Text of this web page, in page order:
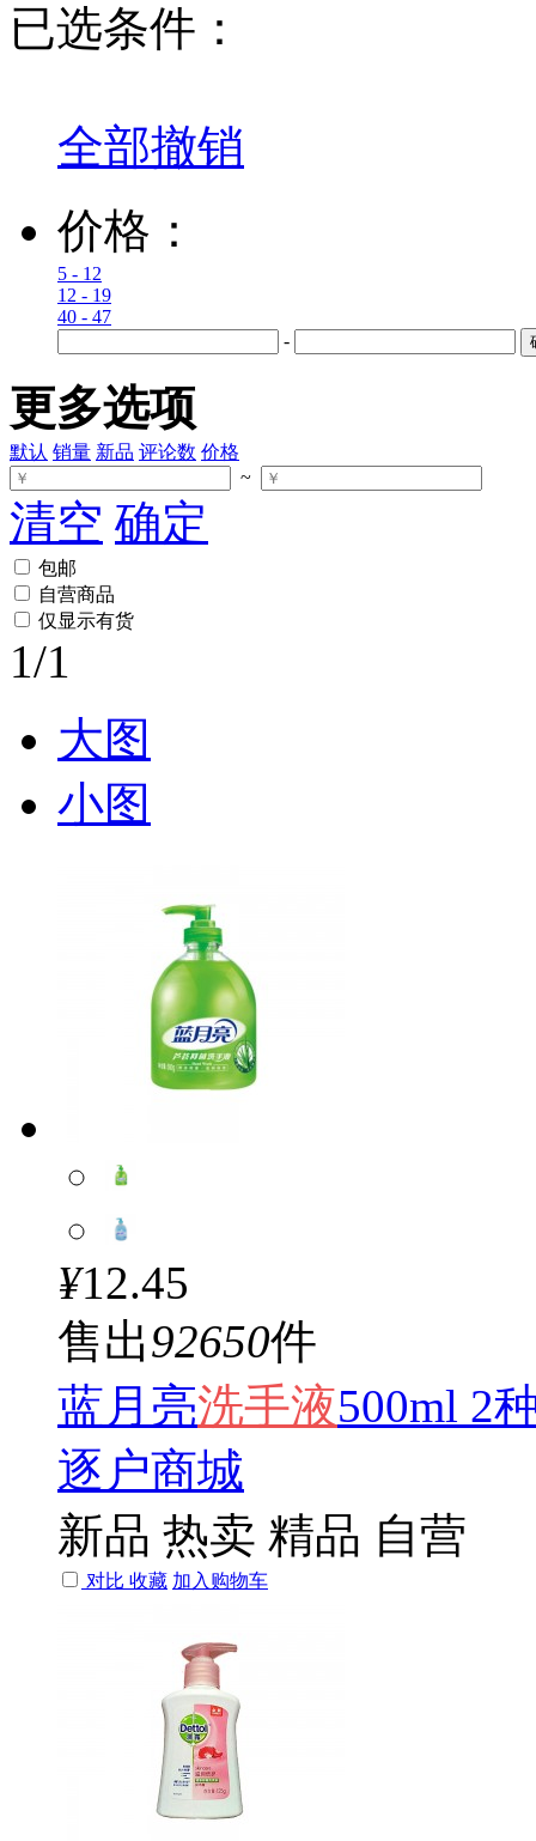
已选条件：
全部撤销
价格：
5 - 12
12 - 19
40 - 47
-
更多选项
默认 销量 新品 评论数 价格
~
清空 确定
包邮
自营商品
仅显示有货
1/1
大图
小图
¥12.45
售出92650件
蓝月亮洗手液500ml 2
逐户商城
新品 热卖 精品 自营
对比 收藏 加入购物车